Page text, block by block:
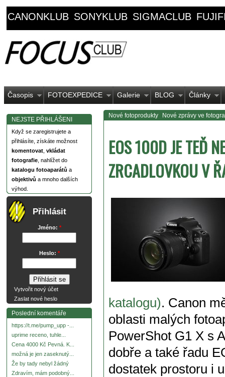
CANONKLUB SONYKLUB SIGMACLUB
Časopis FOTOEXPEDICE Galerie BLOG Články
NEJSTE PŘIHLÁŠENI
Když se zaregistrujete a
přihlásíte, získáte možnost
komentovat vkládat
fotografie , nahlížet do
katalogu fotoaparátů a
objektivů a mnoho dalších
výhod.
Přihlásit
Jméno: *
Heslo: *
Vytvořit nový účet
Zaslat nové heslo
Poslední komentáře
https://t.me/pump_upp -...
uprime receno, tuhle...
Cena 4000 Kč Pevná. K...
možná je jen zaseknutý...
Že by tady nebyl žádný
Zdravím, mám podobný...
Nové fotoprodukty Nové zprávy ve
EOS 100D JE TEĎ
ZRCADLOVKOU V
katalogu). Canon
oblasti malých
PowerShot G1 X s
dobře a také řadu
dostatek prostoru i